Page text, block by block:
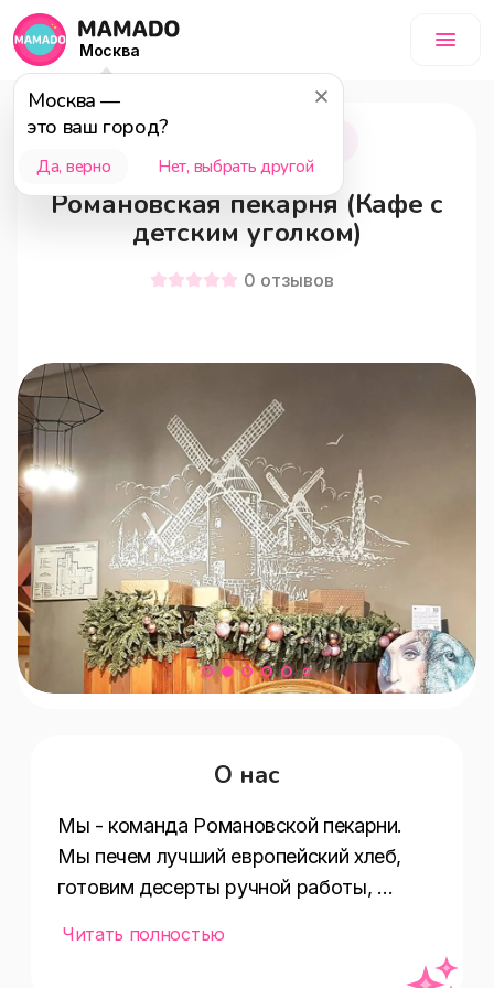
Москва
Москва —
это ваш город?
Да, верно Нет, выбрать другой
Москва
Романовская пекарня (Кафе с
детским уголком)
0 отзывов
О нас
Мы - команда Романовской пекарни.
Мы печем лучший европейский хлеб,
готовим десерты ручной работы,
Читать полностью